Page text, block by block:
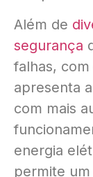
Além de
segurança
falhas,
apresenta
com mais
energia
permite